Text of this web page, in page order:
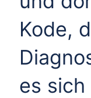
Kode,
es